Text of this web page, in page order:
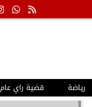
رياضة قضية راي عام TV